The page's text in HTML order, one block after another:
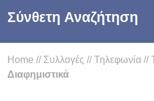
Σύνθετη Αναζήτηση
Home // Συλλογές //Τηλεφωνία //
Διαφημιστικά